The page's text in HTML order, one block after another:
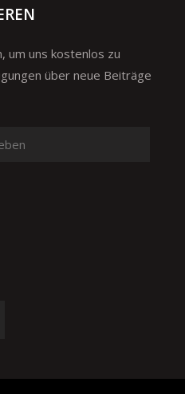
um uns kostenlos zu
über neue Beiträge